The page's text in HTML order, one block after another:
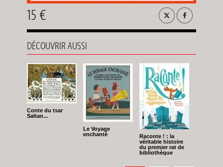
15 €
DÉCOUVRIR AUSSI
Conte du tsar
Saltan...
Le Voyage
enchanté
Raconte ! : la
véritable histoire
du premier rat de
bibliothèque